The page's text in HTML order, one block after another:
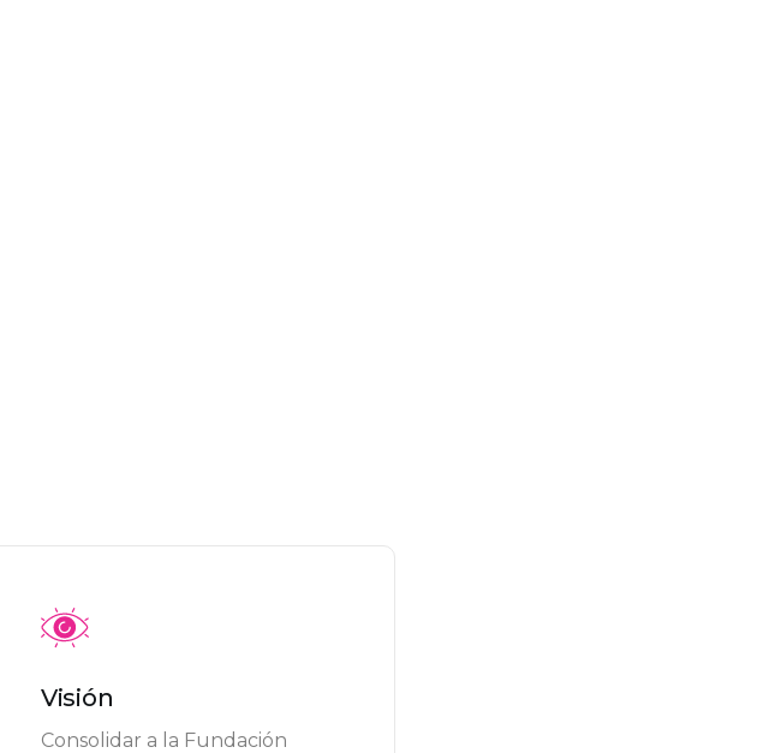
Visión
Consolidar a la Fundación